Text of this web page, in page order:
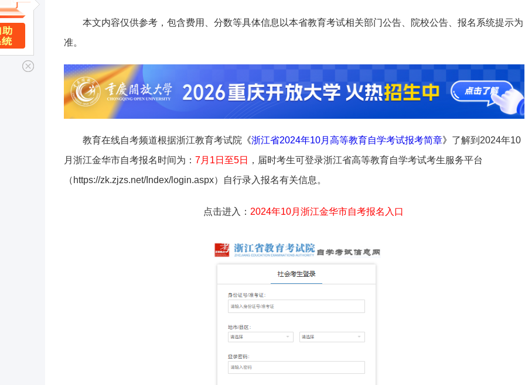
本文内容仅供参考，包含费用、分数等具体信息以本省教育考试相关部门公告、院校公告、报名系统提示为
准。
教育在线自考频道根据浙江教育考试院 《浙江省2024年10月高等教育自学考试报考简章》 了解到2024年10
月浙江金华市自考报名时间为： 7月1日至5日
，届时考生可登录浙江省高等教育自学考试考生服务平台
（https://zk.zjzs.net/Index/login.aspx）自行录入报名有关信息。
点击进入： 2024年10月浙江金华市自考报名入口